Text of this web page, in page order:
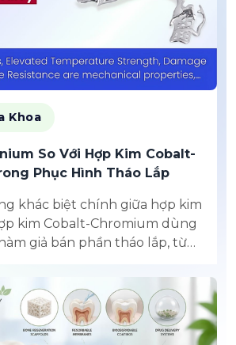
Khoa
So Với Hợp Kim Cobalt-
Phục Hình Tháo Lắp
khác biệt chính giữa hợp kim
kim Cobalt-Chromium dùng
giả bán phần tháo lắp, từ